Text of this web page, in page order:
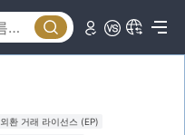
외환 거래 라이선스 (EP)